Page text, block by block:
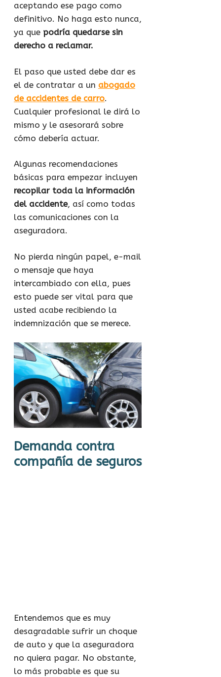
aceptando ese pago como
definitivo. No haga esto nunca,
ya que podría quedarse sin
derecho a reclamar.
El paso que usted debe dar es
el de contratar a un abogado
de accidentes de carro.
Cualquier profesional le dirá lo
mismo y le asesorará sobre
cómo debería actuar.
Algunas recomendaciones
básicas para empezar incluyen
recopilar toda la información
del accidente, así como todas
las comunicaciones con la
aseguradora.
No pierda ningún papel, e-mail
o mensaje que haya
intercambiado con ella, pues
esto puede ser vital para que
usted acabe recibiendo la
indemnización que se merece.
Demanda contra
compañía de seguros
Entendemos que es muy
desagradable sufrir un choque
de auto y que la aseguradora
no quiera pagar. No obstante,
lo más probable es que su